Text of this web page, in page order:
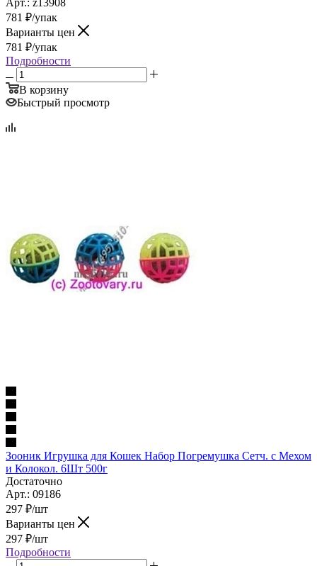
781 ₽/упак
Варианты цен
781 ₽/упак
Подробности
В корзину
Быстрый просмотр
Зооник Игрушка для Кошек Набор Погремушка Сетч. с Мехом
и Колокол. 6Шт 500г
Достаточно
Арт.: 09186
297 ₽/шт
Варианты цен
297 ₽/шт
Подробности